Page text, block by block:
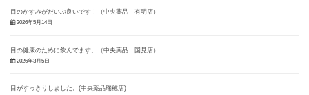
目のかすみがだいぶ良いです！（中央薬品 有明店）
2026年5月14日
目の健康のために飲んでます。（中央薬品 国見店）
2026年3月5日
目がすっきりしました。(中央薬品瑞穂店)